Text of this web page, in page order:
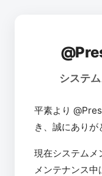
システ
平素より
き、誠にありが
現在システムメ
メンテナンス